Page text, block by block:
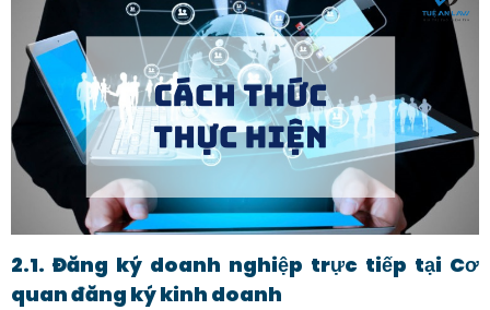
2.1. Đăng ký doanh nghiệp trực tiếp tại Cơ
quan đăng ký kinh doanh